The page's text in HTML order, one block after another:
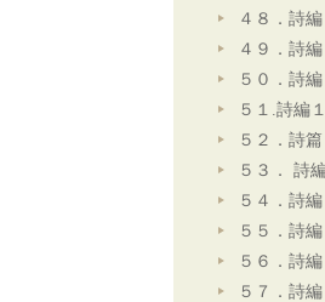
４８．詩
４９．詩
５０．詩
５１.詩編
５２．詩
５３． 詩
５４．詩
５５．詩
５６．詩
５７．詩